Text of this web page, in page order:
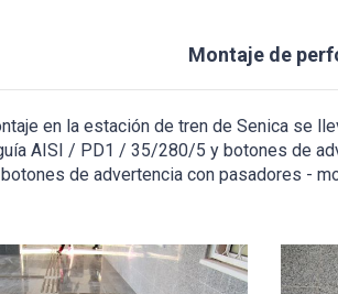
Montaje de
en la estación de tren de Senica se
AISI / PD1 / 35/280/5 y botones de
de advertencia con pasadores -